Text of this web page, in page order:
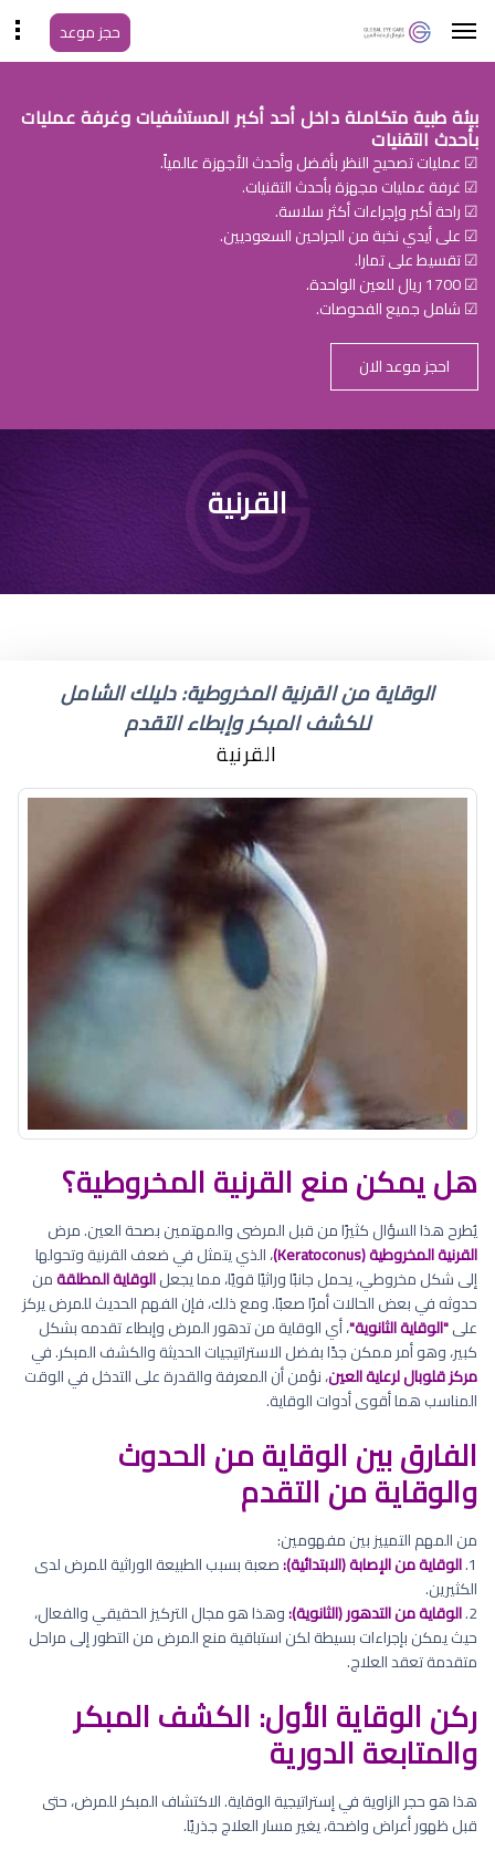
حجز موعد
بيئة طبية متكاملة داخل أحد أكبر المستشفيات وغرفة عمليات
بأحدث التقنيات
☑ عمليات تصحيح النظر بأفضل وأحدث الأجهزة عالمياً.
☑ غرفة عمليات مجهزة بأحدث التقنيات.
☑ راحة أكبر وإجراءات أكثر سلاسة.
☑ على أيدي نخبة من الجراحين السعوديين.
☑ تقسيط على تمارا.
☑ 1700 ريال للعين الواحدة.
☑ شامل جميع الفحوصات.
احجز موعد الان
القرنية
الوقاية من القرنية المخروطية: دليلك الشامل
للكشف المبكر وإبطاء التقدم
القرنية
هل يمكن منع القرنية المخروطية؟
يُطرح هذا السؤال كثيرًا من قبل المرضى والمهتمين بصحة العين. مرض
القرنية المخروطية (Keratoconus)
، الذي يتمثل في ضعف القرنية وتحولها
إلى شكل مخروطي، يحمل جانبًا وراثيًا قويًا، مما يجعلالوقاية المطلقةمن
حدوثه في بعض الحالات أمرًا صعبًا. ومع ذلك، فإن الفهم الحديث للمرض يركز
على"الوقاية الثانوية"، أي الوقاية من تدهور المرض وإبطاء تقدمه بشكل
كبير، وهو أمر ممكن جدًا بفضل الاستراتيجيات الحديثة والكشف المبكر. في
مركز قلوبال لرعاية العين، نؤمن أن المعرفة والقدرة على التدخل في الوقت
المناسب هما أقوى أدوات الوقاية.
الفارق بين الوقاية من الحدوث
والوقاية من التقدم
من المهم التمييز بين مفهومين:
1. الوقاية من الإصابة (الابتدائية):صعبة بسبب الطبيعة الوراثية للمرض لدى
الكثيرين.
2. الوقاية من التدهور (الثانوية):وهذا هو مجال التركيز الحقيقي والفعال،
حيث يمكن بإجراءات بسيطة لكن استباقية منع المرض من التطور إلى مراحل
متقدمة تعقد العلاج.
ركن الوقاية الأول: الكشف المبكر
والمتابعة الدورية
هذا هو حجر الزاوية في إستراتيجية الوقاية. الاكتشاف المبكر للمرض، حتى
قبل ظهور أعراض واضحة، يغير مسار العلاج جذريًا.